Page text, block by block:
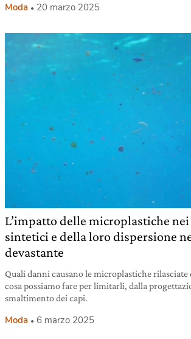
Moda 20 marzo 2025
L’impatto delle microplastiche
sintetici e della loro dispersione
devastante
Quali danni causano le microplastiche rilasciate
cosa possiamo fare per limitarli, dalla
smaltimento dei capi.
Moda 6 marzo 2025